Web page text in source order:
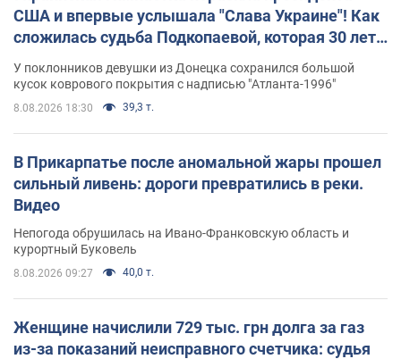
США и впервые услышала "Слава Украине"! Как
сложилась судьба Подкопаевой, которая 30 лет
У поклонников девушки из Донецка сохранился большой
кусок коврового покрытия с надписью "Атланта-1996"
8.08.2026 18:30 39,3 т.
В Прикарпатье после аномальной жары прошел
сильный ливень: дороги превратились в реки.
Видео
Непогода обрушилась на Ивано-Франковскую область и
курортный Буковель
8.08.2026 09:27 40,0 т.
Женщине начислили 729 тыс. грн долга за газ
из-за показаний неисправного счетчика: судья